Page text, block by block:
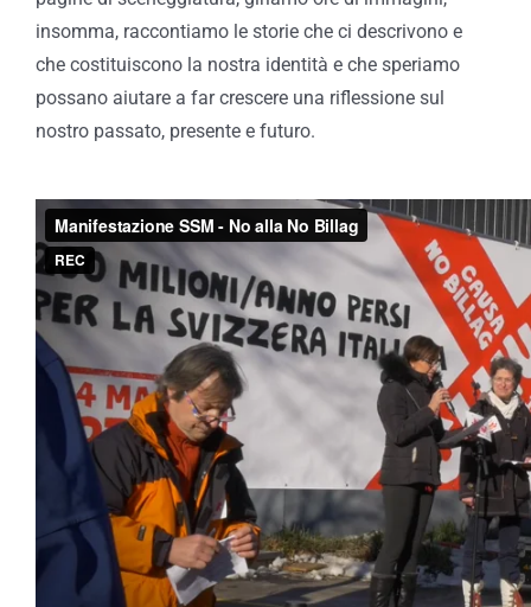
insomma, raccontiamo le storie che ci descrivono e
che costituiscono la nostra identità e che speriamo
possano aiutare a far crescere una riflessione sul
nostro passato, presente e futuro.